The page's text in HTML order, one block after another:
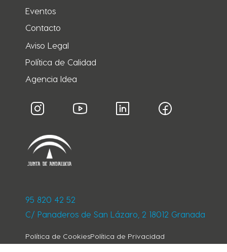
Eventos
Contacto
Aviso Legal
Política de Calidad
Agencia Idea
95 820 42 52
C/ Panaderos de San Lázaro, 2 18012 Granada
Política de CookiesPolítica de Privacidad
Condiciones generales de contratación